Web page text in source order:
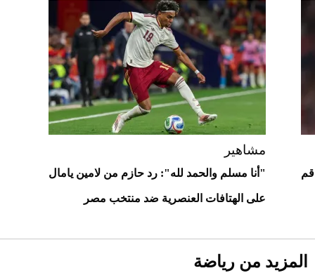
أغلى 10 عطور في العالم للرجال تمنحك فخامة
استثنائية
Comeback" في جدة (فيديو)
2026-07-25
"بوجاتي ميسترال" الاستثنائية للبيع في
مزاد مونتيري
2026-07-23
مشاهير
"أنا مسلم والحمد لله": رد حازم من لامين يامال
على الهتافات العنصرية ضد منتخب مصر
المزيد من رياضة